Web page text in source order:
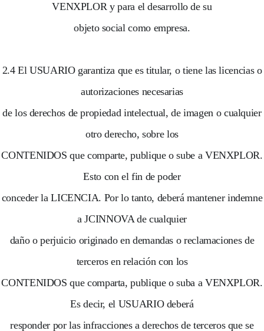
VENXPLOR y para el desarrollo de su
objeto social como empresa.
2.4 El USUARIO garantiza que es titular, o tiene las licencias o
autorizaciones necesarias
de los derechos de propiedad intelectual, de imagen o cualquier
otro derecho, sobre los
CONTENIDOS que comparte, publique o sube a VENXPLOR.
Esto con el fin de poder
conceder la LICENCIA. Por lo tanto, deberá mantener indemne
a JCINNOVA de cualquier
daño o perjuicio originado en demandas o reclamaciones de
terceros en relación con los
CONTENIDOS que comparta, publique o suba a VENXPLOR.
Es decir, el USUARIO deberá
responder por las infracciones a derechos de terceros que se